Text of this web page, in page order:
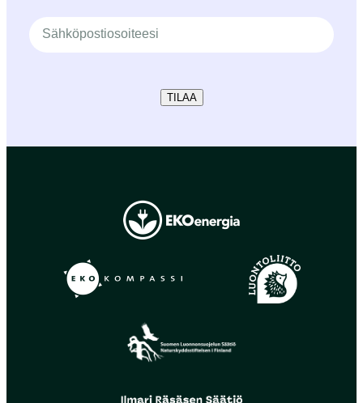
TILAA